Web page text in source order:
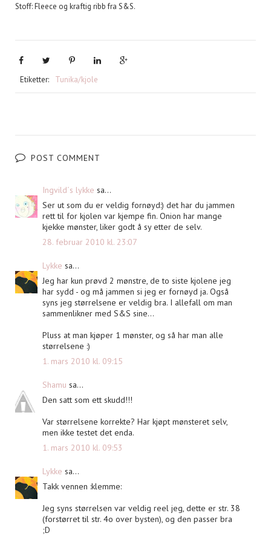
Stoff: Fleece og kraftig ribb fra S&S.
Etiketter: Tunika/kjole
POST COMMENT
Ingvild´s lykke sa...
Ser ut som du er veldig fornøyd:) det har du jammen
rett til for kjolen var kjempe fin. Onion har mange
kjekke mønster, liker godt å sy etter de selv.
28. februar 2010 kl. 23:07
Lykke sa...
Jeg har kun prøvd 2 mønstre, de to siste kjolene jeg
har sydd - og må jammen si jeg er fornøyd ja. Også
syns jeg størrelsene er veldig bra. I allefall om man
sammenlikner med S&S sine...
Pluss at man kjøper 1 mønster, og så har man alle
størrelsene :)
1. mars 2010 kl. 09:15
Shamu sa...
Den satt som ett skudd!!!
Var størrelsene korrekte? Har kjøpt mønsteret selv,
men ikke testet det enda.
1. mars 2010 kl. 09:53
Lykke sa...
Takk vennen :klemme:
Jeg syns størrelsen var veldig reel jeg, dette er str. 38
(forstørret til str. 4o over bysten), og den passer bra
;D